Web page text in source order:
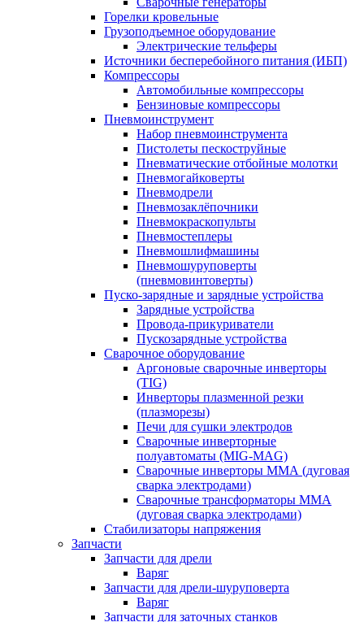
Горелки кровельные
Грузоподъемное оборудование
Электрические тельферы
Источники бесперебойного питания (ИБП)
Компрессоры
Автомобильные компрессоры
Бензиновые компрессоры
Пневмоинструмент
Набор пневмоинструмента
Пистолеты пескоструйные
Пневматические отбойные молотки
Пневмогайковерты
Пневмодрели
Пневмозаклёпочники
Пневмокраскопульты
Пневмостеплеры
Пневмошлифмашины
Пневмошуруповерты
(пневмовинтоверты)
Пуско-зарядные и зарядные устройства
Зарядные устройства
Провода-прикуриватели
Пускозарядные устройства
Сварочное оборудование
Аргоновые сварочные инверторы
(TIG)
Инверторы плазменной резки
(плазморезы)
Печи для сушки электродов
Сварочные инверторные
полуавтоматы (MIG-MAG)
Сварочные инверторы ММА (дуговая
сварка электродами)
Сварочные трансформаторы ММА
(дуговая сварка электродами)
Стабилизаторы напряжения
Запчасти
Запчасти для дрели
Варяг
Запчасти для дрели-шуруповерта
Варяг
Запчасти для заточных станков